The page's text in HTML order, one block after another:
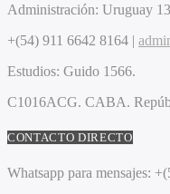
Administración: Uruguay
+(54) 911 6642 8164 |
Estudios: Guido 1566.
C1016ACG. CABA.
CONTACTO DIRECTO
Whatsapp para mensajes: